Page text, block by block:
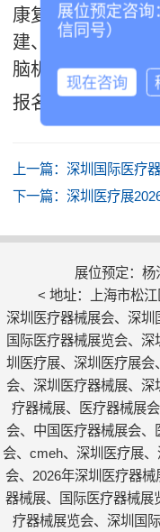
康复机器人等产
建、神经疾病治疗
脑机交互医疗应
报名热线：
上一篇： 深圳国际医疗
下一篇： 深圳医疗展
展位预定：杨
< 地址：上海市松
深圳医疗器械展会、深圳
国际医疗器械展览会、
圳医疗展、深圳医疗展
会、深圳医疗器械展、
疗器械展、医疗器械展
会、中国医疗器械展会
会、cmeh、深圳医疗展
会、2026年深圳医疗器
器械展、国际医疗器械展
疗器械展览会、深圳国
展位预定咨
信同号）
现在咨询